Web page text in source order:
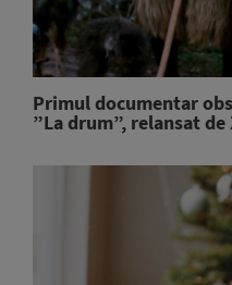
Primul documentar
”La drum”, relansat